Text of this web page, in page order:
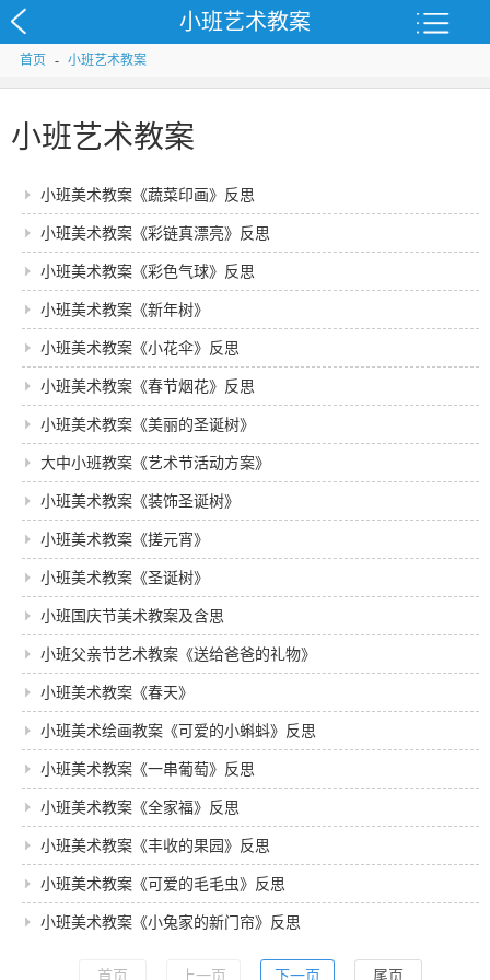
小班艺术教案
首页 - 小班艺术教案
小班艺术教案
小班美术教案《蔬菜印画》反思
小班美术教案《彩链真漂亮》反思
小班美术教案《彩色气球》反思
小班美术教案《新年树》
小班美术教案《小花伞》反思
小班美术教案《春节烟花》反思
小班美术教案《美丽的圣诞树》
大中小班教案《艺术节活动方案》
小班美术教案《装饰圣诞树》
小班美术教案《搓元宵》
小班美术教案《圣诞树》
小班国庆节美术教案及含思
小班父亲节艺术教案《送给爸爸的礼物》
小班美术教案《春天》
小班美术绘画教案《可爱的小蝌蚪》反思
小班美术教案《一串葡萄》反思
小班美术教案《全家福》反思
小班美术教案《丰收的果园》反思
小班美术教案《可爱的毛毛虫》反思
小班美术教案《小兔家的新门帘》反思
首页 上一页 下一页 尾页